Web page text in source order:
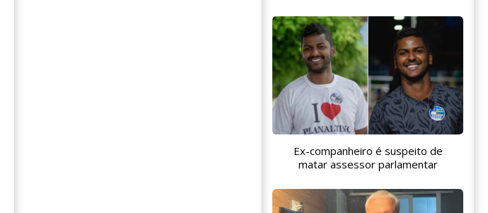
Ex-companheiro é suspeito de
matar assessor parlamentar